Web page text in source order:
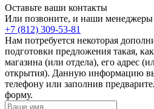
Оставьте ваши контакты
Или позвоните, и наши менеджеры
+7 (812) 309-53-81
Нам потребуется некоторая
подготовки предложения такая,
магазина (или отдела), его адрес
открытия). Данную информацию
телефону или заполнив
форму.